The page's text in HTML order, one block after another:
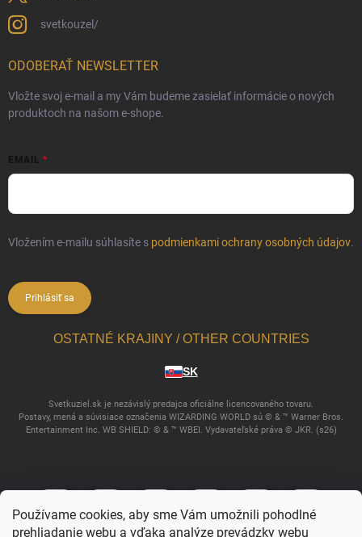
Používame cookies, aby sme Vám umožnili pohodlné
prehliadanie webu a vďaka analýze prevádzky webu
svetkouzel/
ODOBERAŤ NEWSLETTER
Vložte svoj e-mail a my Vám budeme zasielať informácie o nových
produktoch na našom e-shope.
EMAIL
Vložením e-mailu súhlasíte s podmienkami ochrany osobných údajov.
Prihlásiť sa
OSTATNÉ KRAJINY / OTHER COUNTRIES
SK
Svetkuziel.sk je nezávislý predajca oficiálne licencovaného tovaru.
Postavy, mená a súvisiace označenia WIZARDING WORLD sú © & ™ Warner Bros.
Entertainment Inc. WB SHIELD: © & ™ WBEI. Vydavateľské práva © JKR. (s26)